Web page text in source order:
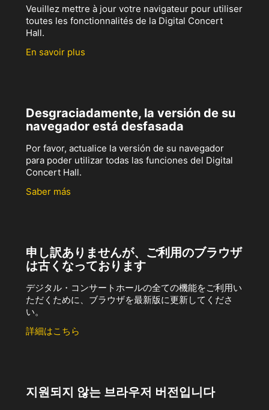
Veuillez mettre à jour votre navigateur pour utiliser
toutes les fonctionnalités de la Digital Concert
Hall.
En savoir plus
Desgraciadamente, la versión de su
navegador está desfasada
Por favor, actualice la versión de su navegador
para poder utilizar todas las funciones del Digital
Concert Hall.
Saber más
申し訳ありませんが、ご利用のブラウザ
は古くなっております
デジタル・コンサートホールの全ての機能をご利用い
ただくために、ブラウザを最新版に更新してくださ
い。
詳細はこちら
지원되지 않는 브라우저 버전입니다